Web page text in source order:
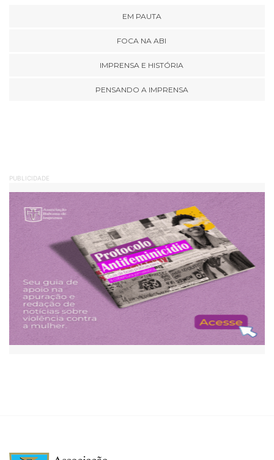
EM PAUTA
FOCA NA ABI
IMPRENSA E HISTÓRIA
PENSANDO A IMPRENSA
PUBLICIDADE